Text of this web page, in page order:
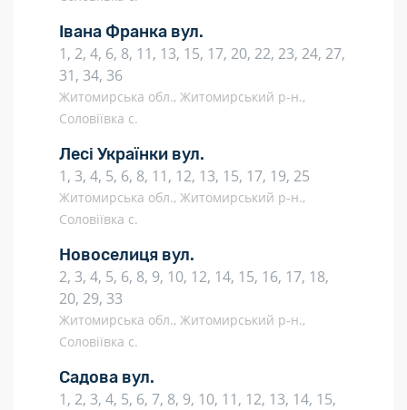
Івана Франка вул.
1, 2, 4, 6, 8, 11, 13, 15, 17, 20, 22, 23, 24, 27,
31, 34, 36
Житомирська обл., Житомирський р-н.,
Соловіївка с.
Лесі Українки вул.
1, 3, 4, 5, 6, 8, 11, 12, 13, 15, 17, 19, 25
Житомирська обл., Житомирський р-н.,
Соловіївка с.
Новоселиця вул.
2, 3, 4, 5, 6, 8, 9, 10, 12, 14, 15, 16, 17, 18,
20, 29, 33
Житомирська обл., Житомирський р-н.,
Соловіївка с.
Садова вул.
1, 2, 3, 4, 5, 6, 7, 8, 9, 10, 11, 12, 13, 14, 15,